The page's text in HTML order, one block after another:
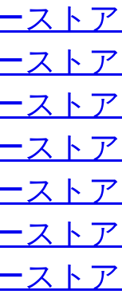
スト
スト
スト
スト
スト
スト
スト